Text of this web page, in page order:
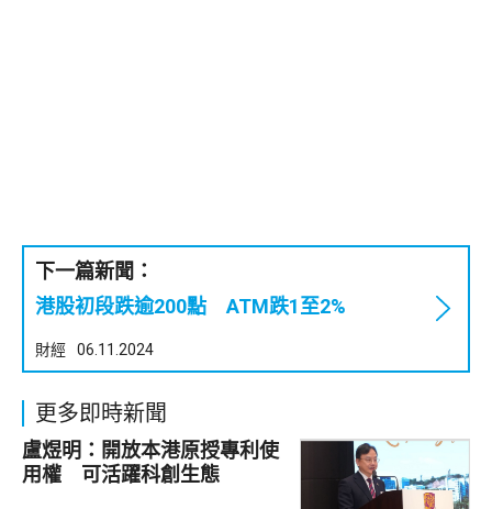
下一篇新聞：
港股初段跌逾200點 ATM跌1至2%
財經 06.11.2024
更多即時新聞
盧煜明：開放本港原授專利使
用權 可活躍科創生態